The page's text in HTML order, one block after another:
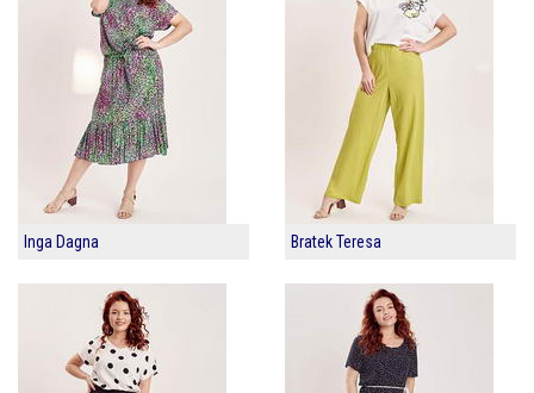
Inga Dagna Bratek Teresa